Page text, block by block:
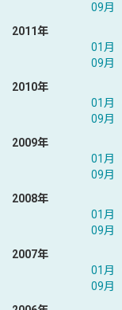
09月
2011年
01月
09月
2010年
01月
09月
2009年
01月
09月
2008年
01月
09月
2007年
01月
09月